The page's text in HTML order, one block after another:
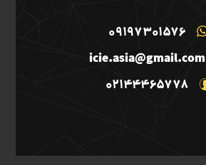
09197301576
icie.asia@gmail.com
02144465778